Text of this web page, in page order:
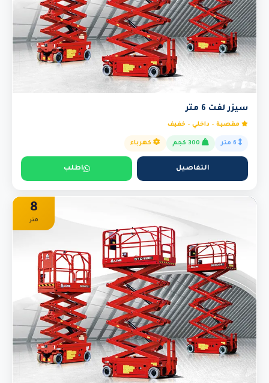
سيزر لفت 6 متر
مقصية - داخلي - خفيف
كهرباء
التفاصيل اطلب
8
متر